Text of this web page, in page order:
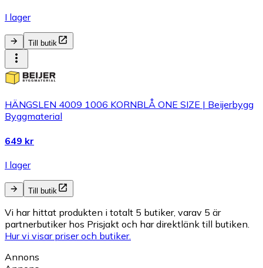
I lager
Till butik
HÄNGSLEN 4009 1006 KORNBLÅ ONE SIZE | Beijerbygg
Byggmaterial
649 kr
I lager
Till butik
Vi har hittat produkten i totalt 5 butiker, varav 5 är
partnerbutiker hos Prisjakt och har direktlänk till butiken.
Hur vi visar priser och butiker.
Annons